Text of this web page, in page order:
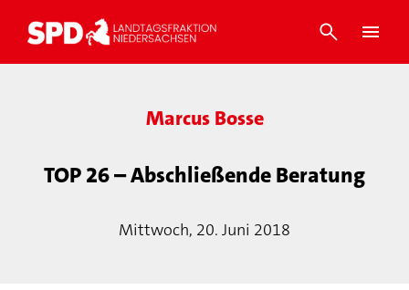
Marcus Bosse
TOP 26 – Abschließende Beratung
Mittwoch, 20. Juni 2018